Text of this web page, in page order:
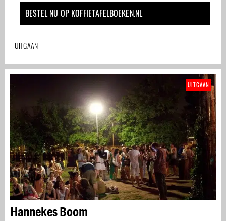
BESTEL NU OP KOFFIETAFELBOEKEN.NL
UITGAAN
Hannekes Boom
UITGAAN